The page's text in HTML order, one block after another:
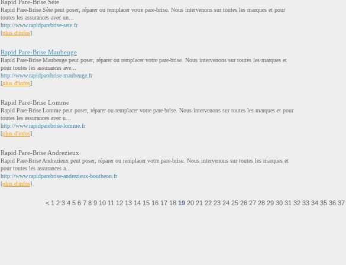
Rapid Pare-Brise Sète
Rapid Pare-Brise Sète peut poser, réparer ou remplacer votre pare-brise. Nous intervenons sur toutes les marques et pour
toutes les assurances avec un...
http://www.rapidparebrise-sete.fr
[plus d'infos]
Rapid Pare-Brise Maubeuge
Rapid Pare-Brise Maubeuge peut poser, réparer ou remplacer votre pare-brise. Nous intervenons sur toutes les marques et
pour toutes les assurances ave...
http://www.rapidparebrise-maubeuge.fr
[plus d'infos]
Rapid Pare-Brise Lomme
Rapid Pare-Brise Lomme peut poser, réparer ou remplacer votre pare-brise. Nous intervenons sur toutes les marques et pour
toutes les assurances avec u...
http://www.rapidparebrise-lomme.fr
[plus d'infos]
Rapid Pare-Brise Andrezieux
Rapid Pare-Brise Andrezieux peut poser, réparer ou remplacer votre pare-brise. Nous intervenons sur toutes les marques et
pour toutes les assurances a...
http://www.rapidparebrise-andrezieux-boutheon.fr
[plus d'infos]
< 1 2 3 4 5 6 7 8 9 10 11 12 13 14 15 16 17 18 19 20 21 22 23 24 25 26 27 28 29 30 31 32 33 34 35 36 37